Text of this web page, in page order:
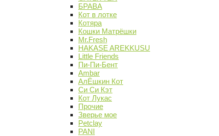
БРАВА
Кот в лотке
Котяра
Кошки Матрёшки
Mr.Fresh
HAKASE AREKKUSU
Little Friends
Пи-Пи-Бент
Ambar
АлЁшкин Кот
Си Си Кэт
Кот Лукас
Прочие
Зверье мое
Petclay
PANI